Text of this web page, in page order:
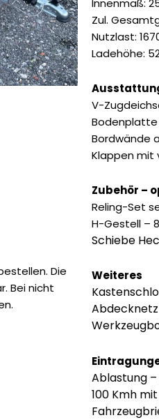
Die
Bei nicht
Zul.
Nutzlast:
Ladehöhe:
V-
Bodenplatte
Bordwände
Klappen mit
Zubehör –
Reling-Set
H-Gestell –
Schiebe
Weiteres
Ablastung
100 Kmh